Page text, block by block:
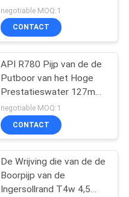
hoogwaardig staal
negotiable MOQ:1
CONTACT
API R780 Pijp van de de
Putboor van het Hoge
Prestatieswater 127mm
Diameter
negotiable MOQ:1
CONTACT
De Wrijving die van de de
Boorpijp van de
Ingersollrand T4w 4,5